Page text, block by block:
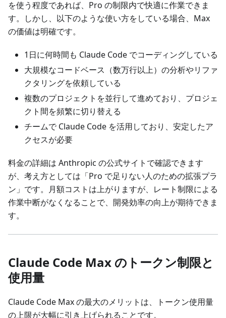
を使う程度であれば、Pro の制限内で快適に作業できま
す。しかし、以下のような使い方をしている場合、Max
の価値は明確です。
1日に何時間も Claude Code でコーディングしている
大規模なコードベース（数万行以上）の分析やリファ
クタリングを依頼している
複数のプロジェクトを並行して進めており、プロジェ
クト間を頻繁に切り替える
チームで Claude Code を活用しており、安定したア
クセスが必要
料金の詳細は Anthropic の公式サイトで確認できます
が、考え方としては「Pro で足りない人のための拡張プラ
ン」です。月額コストは上がりますが、レート制限による
作業中断がなくなることで、開発効率の向上が期待できま
す。
Claude Code Max のトークン制限と
使用量
Claude Code Max の最大のメリットは、トークン使用量
の上限が大幅に引き上げられることです。